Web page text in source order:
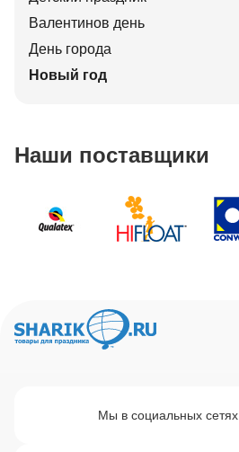
Валентинов день
День города
Новый год
Наши поставщики
Мы в социальных сетях